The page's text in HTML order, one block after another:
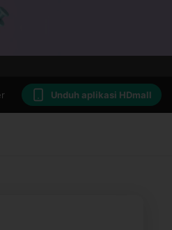
Unduh aplikasi HDmall